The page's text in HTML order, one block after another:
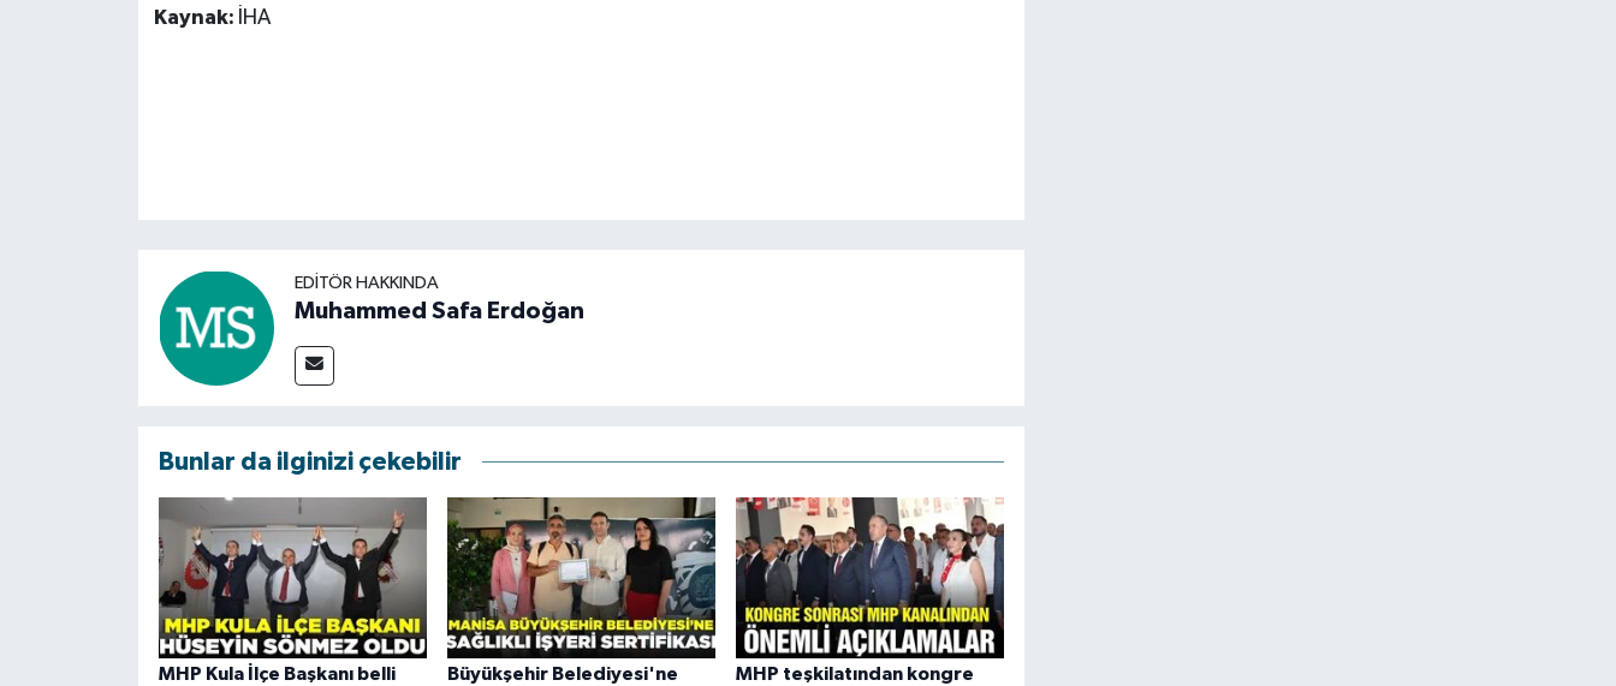
Kaynak: İHA
EDITÖR HAKKINDA
Muhammed Safa Erdoğan
Bunlar da ilginizi çekebilir
MHP Kula İlçe Başkanı belli
Büyükşehir Belediyesi'ne
MHP teşkilatından kongre